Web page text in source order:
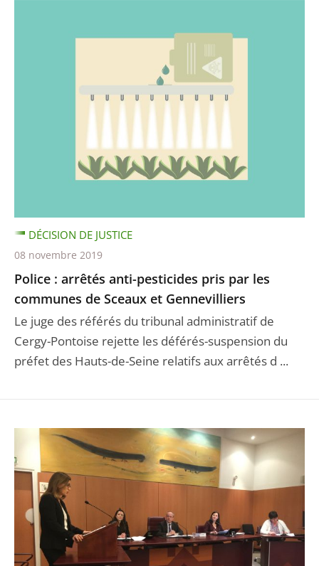
Police : arrêtés anti-pesticides pris par les
communes de Sceaux et Gennevilliers
Le juge des référés du tribunal administratif de
Cergy-Pontoise rejette les déférés-suspension du
préfet des Hauts-de-Seine relatifs aux arrêtés d ...
DÉCISION DE JUSTICE
08 novembre 2019